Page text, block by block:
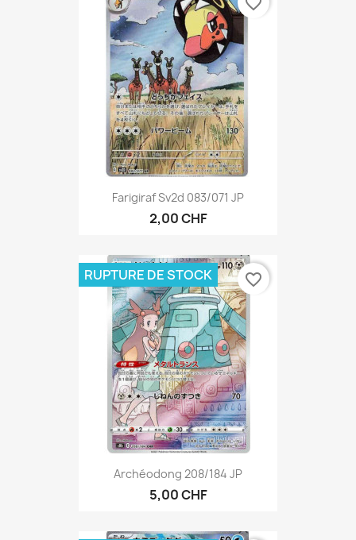
Farigiraf Sv2d 083/071 JP
2,00 CHF
Archéodong 208/184 JP
5,00 CHF
RUPTURE DE STOCK favorite_border